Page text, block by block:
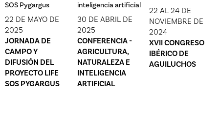
22 DE MAYO DE
2025
JORNADA DE
CAMPO Y
DIFUSIÓN DEL
PROYECTO LIFE
SOS PYGARGUS
30 DE ABRIL DE
2025
CONFERENCIA -
AGRICULTURA,
NATURALEZA E
INTELIGENCIA
ARTIFICIAL
22 AL 24 DE
NOVIEMBRE DE
2024
XVII CONGRESO
IBÉRICO DE
AGUILUCHOS